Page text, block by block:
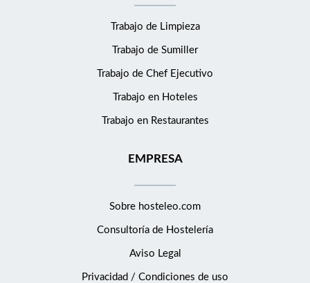
Trabajo de Limpieza
Trabajo de Sumiller
Trabajo de Chef Ejecutivo
Trabajo en Hoteles
Trabajo en Restaurantes
EMPRESA
Sobre hosteleo.com
Consultoría de Hostelería
Aviso Legal
Privacidad / Condiciones de uso